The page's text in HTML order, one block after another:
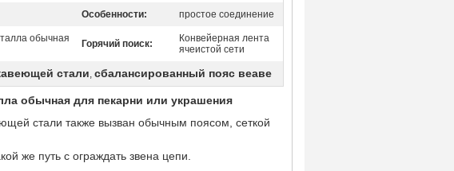
Особенности: простое соединение
обычная
Горячий поиск:
Конвейерная лента
ячеистой сети
стали, сбалансированный пояс веаве
обычная для пекарни или украшения
стали также вызван обычным поясом, сеткой
же путь с ограждать звена цепи.